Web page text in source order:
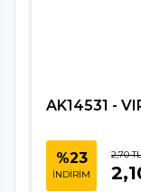
AK14531 -
%23
İNDİRİM
2,70 TL